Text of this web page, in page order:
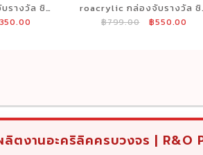
รางวัล ชิง
ว ขนาด
350.00
roacrylic กล่องจับรางวัล ชิ
โชค จับคูปอง สีดำ ขนาด
฿799.00
Original
฿550.00
ลิตงานอะคริลิคครบวงจร | R&O